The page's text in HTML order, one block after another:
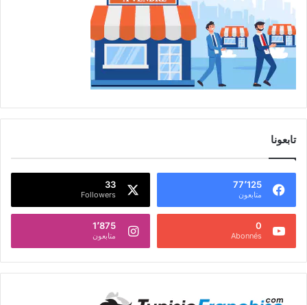
تابعونا
77٬125
متابعون
33
Followers
0
Abonnés
1٬875
متابعون